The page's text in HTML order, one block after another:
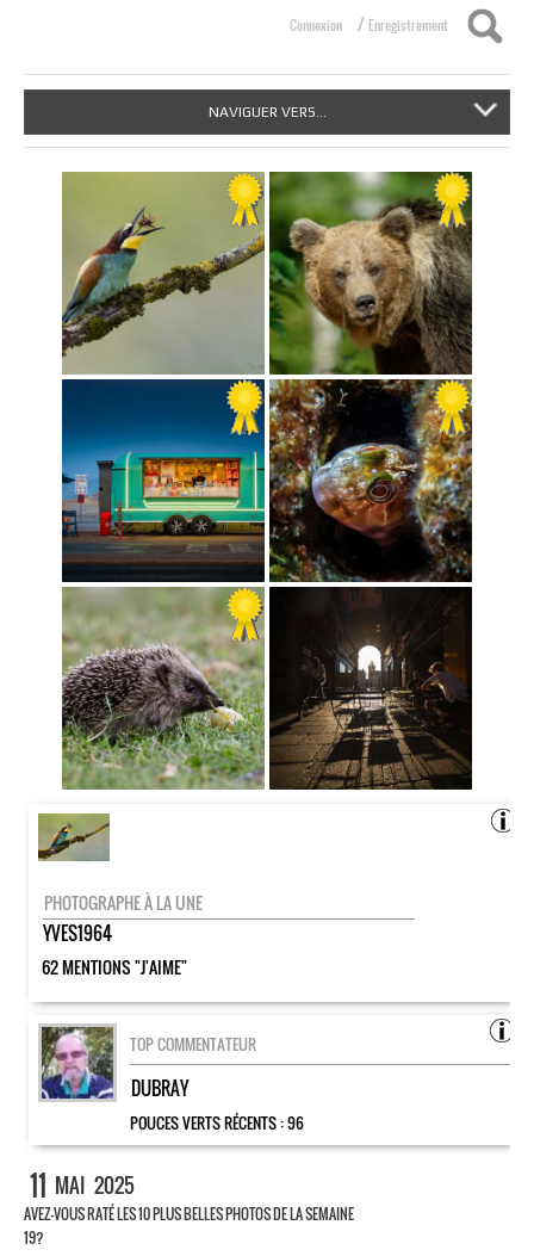
Connexion / Enregistrement
NAVIGUER VERS...
PHOTOGRAPHE À LA UNE
YVES1964
62 MENTIONS "J'AIME"
TOP COMMENTATEUR
DUBRAY
POUCES VERTS RÉCENTS :96
11 MAI 2025
AVEZ-VOUS RATÉ LES 10 PLUS BELLES PHOTOS DE LA SEMAINE
19?